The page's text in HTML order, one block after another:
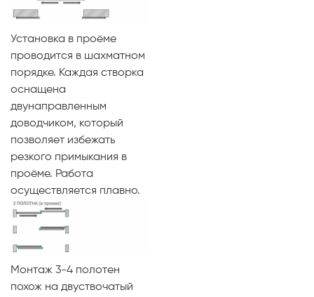
Установка в проёме
проводится в шахматном
порядке. Каждая створка
оснащена
двунаправленным
доводчиком, который
позволяет избежать
резкого примыкания в
проёме. Работа
осуществляется плавно.
Монтаж 3-4 полотен
похож на двуствочатый